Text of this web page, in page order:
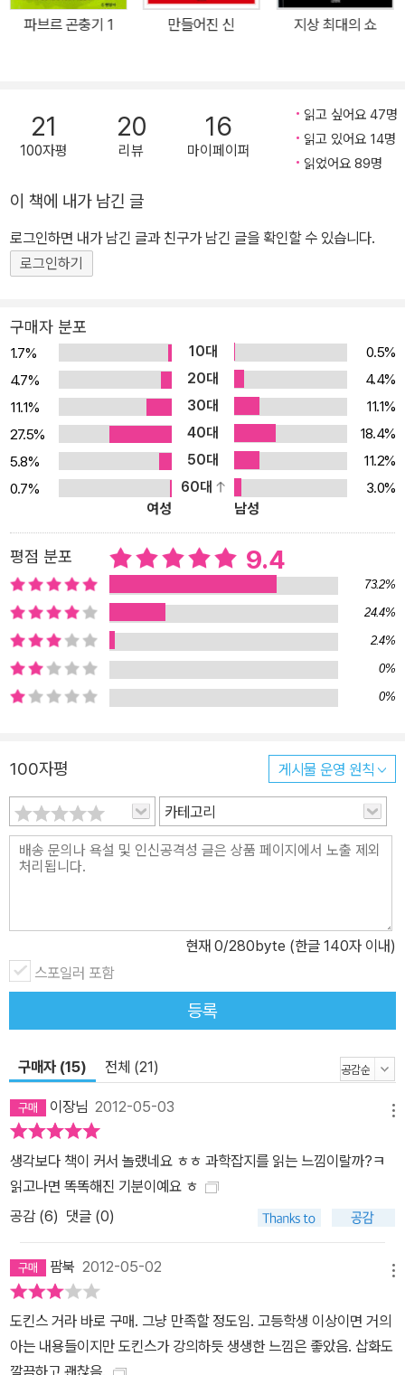
진화의 논리적 탁월함을 해설하는 일에 열정과 경력을 바쳐왔다. 그
런 그가 새로운 방식으로 메시지를 보내왔다. 과학계의 맹렬한 투사
루어 모든 페이지를 그림으로 장식한 책을 만들었다. 이 책은 청소년
에서부터 성인까지 모든 연령의 독자들을 과학의 마법으로 안내한다.
우리 시대 최고 과학자인 도킨스의 따뜻하고 생동감 넘치는 설명과
은 놀랍도록 쉽고 간결하게 과학의 핵심 개념을 풀어내고 있다. 이 책
은 세상이 어떻게 움직이는지 궁금해 했던 모든 사람들에게 보물지도
와도 같다. 그리고 아이들에게도 선물할 수 있는 책이다. 청소년에서
가 되어줄 것이다. 천재적인 일러스트와 아름다운 문장… 이보다 더
감동적인 과학 안내서는 없다! “젊은이들을 위한 좋은 과학책을 추천
해달라 하면, 망설일 필요 없이 이 책이다. 우리 시대 최고의 과학자인
리처드 도킨스가 글을 썼고, 천재적인 작가 데이브 매킨이 그림을 보
탰다. 무엇을 더 바라겠는가?”_로렌스 크라우스, 이론물리학자 도킨
스의 책을 읽는 재미는 내용뿐만이 아니다. 그의 글은 무신론자부터
종교인에 이르기까지 21세기를 사는 모든 사람이 읽어야 할 중요한
과학서이자 위대한 문학 작품 이상이다. 세계적인 석학답게 과학과
논리를 쉽게 풀어내는 탁월한 해석력, 간결하고 핵심적인 문체는 여
전히 빛을 발한다. 멋진 비유는 그의 수사학이 오를 수 있는 가장 높은
경지를 보여준다. 여기에 눈부신 그림이 더해졌다. 천재적인 일러스
트와 아름다운 문장… 이보다 더 명쾌하고 더 감동적인 과학 안내서를
상상할 수 없다. 경이와 이해를 함께 전달하는 대단한 책을 탄생시켰
다. 이 책은 최소 원자에서 시작해 무한 우주까지 광범위한 자연현상
과 겨울은 왜 생길까? 쓰나미는 왜 일어날까? 세상에는 왜 이토록 많
은 종류의 동식물이 있을까? 최초의 인간은 누구였을까? 운이라 믿
는 것과 기적이라 믿는 것은 정말 무엇일까? 도킨스는 자신의 주무대
인 생물학을 넘어서 천문학, 물리학, 통계학 등으로 대답해야 하는 질
문을 넘나든다. 이들은 인간의 삶에서 기본적인 의문이자 철학적인
적인 사실’로 설명될 수 있는지를 명료하게 밝힌다. 그리고, 과학으로
이해된 현실 세계는 어떤 기적보다 경이롭고 아름답고 황홀함을 보여
준다. 현실이야말로 우리를 가슴 뛰게 하는 마법이다. ‘현실’이란 무엇
인가? ‘마법’이란 무엇인가? “읽으면서 나도 모르게 감탄사를 연발했
이! 내가 안다고 생각했던 설명이 더 명확해졌다. 내가 알지 못했던 내
용이 처음으로 분명하게 이해되었다.” _필립 풀먼, <황금 나침반>의
작가 도킨스는 이 책의 제목에 ‘마법magic’을 쓴 이유를 다음처럼 설
명한다. 마법에는 여러 형태가 있다. 초자연적 마법은 과학적 기법이
들은 무지개는 신들이 땅으로 내려올 때 쓰는 다리라고 믿었다. 일본
있다고 상상했다. 메기가 꼬리를 퍼덕거릴 때마다 지진이 발생한다는
것이다. 이런 이야기들은 마법적이고 특별하다. 그러나 다른 종류의
마법도 있다. 이런 의문들에 대한 진정한 해답을 찾아내는 즐거움이
담긴 마법이다. 현실의 마법, 즉 과학이다. “‘시적 마법’은 내가 이 책
파브르 곤충기 1 만들어진 신 지상 최대의 쇼
21
100자평
20
리뷰
16
마이페이퍼
읽고 싶어요 47명
읽고 있어요 14명
읽었어요 89명
이 책에 내가 남긴 글
로그인하면 내가 남긴 글과 친구가 남긴 글을 확인할 수 있습니다.
로그인하기
구매자 분포
1.7% 10대
0.5%
4.7%
20대
4.4%
11.1%
30대
11.1%
27.5%
40대
18.4%
5.8%
50대
11.2%
0.7%
60대
3.0%
여성
남성
평점 분포 9.4
73.2%
24.4%
2.4%
0%
0%
100자평 게시물 운영 원칙
카테고리
현재 0/280byte (한글 140자 이내)
스포일러 포함
등록
구매자 (15) 전체 (21)
이장님 2012-05-03
생각보다 책이 커서 놀랬네요 ㅎㅎ 과학잡지를 읽는 느낌이랄까?ㅋ
읽고나면 똑똑해진 기분이예요 ㅎ
공감 (6) 댓글 (0)
팜북 2012-05-02
도킨스 거라 바로 구매. 그냥 만족할 정도임. 고등학생 이상이면 거의
아는 내용들이지만 도킨스가 강의하듯 생생한 느낌은 좋았음. 삽화도